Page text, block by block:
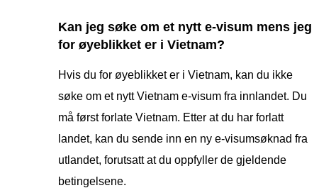
Kan jeg søke om et nytt e-visum mens jeg
for øyeblikket er i Vietnam?
Hvis du for øyeblikket er i Vietnam, kan du ikke
søke om et nytt Vietnam e-visum fra innlandet. Du
må først forlate Vietnam. Etter at du har forlatt
landet, kan du sende inn en ny e-visumsøknad fra
utlandet, forutsatt at du oppfyller de gjeldende
betingelsene.